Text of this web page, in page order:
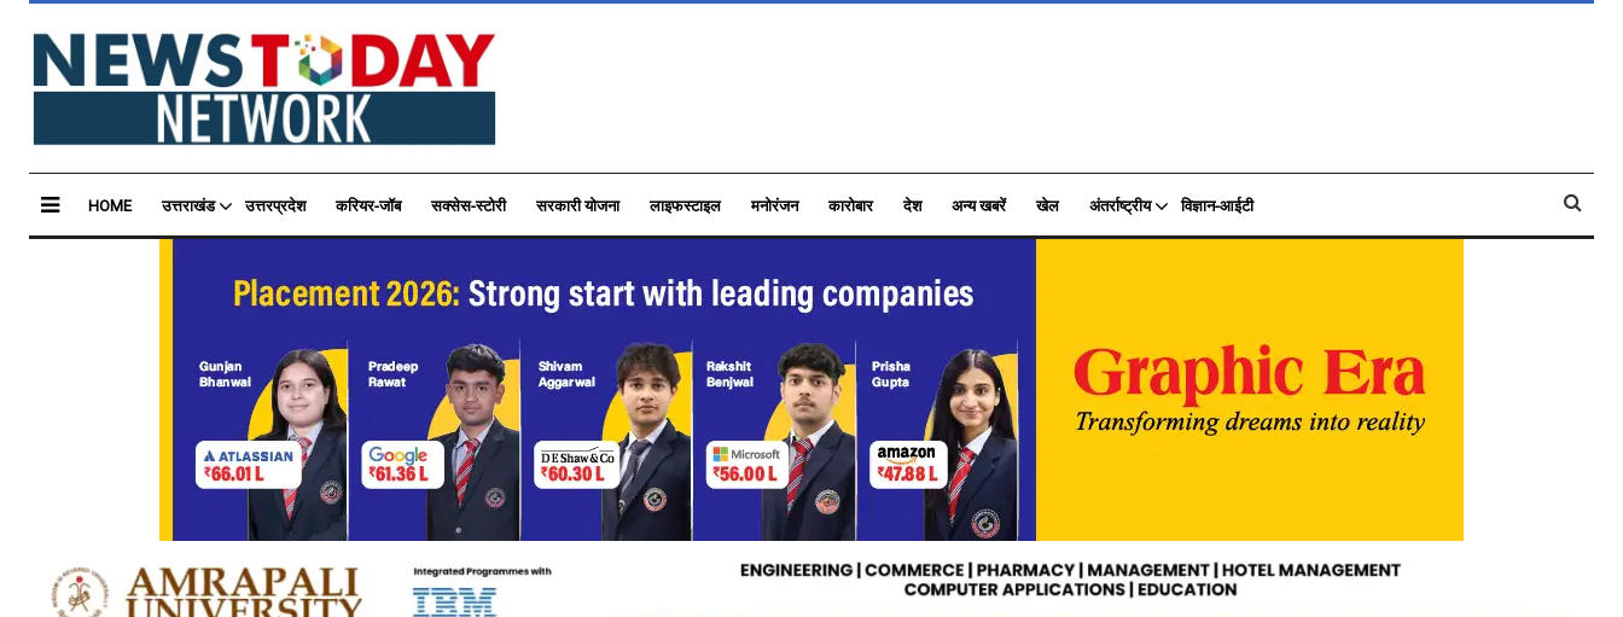
HOME उत्तराखंड उत्तरप्रदेश करियर-जॉब सक्सेस-स्टोरी सरकारी योजना लाइफस्टाइल मनोरंजन कारोबार देश अन्य खबरें खेल अंतर्राष्ट्रीय विज्ञान-आईटी